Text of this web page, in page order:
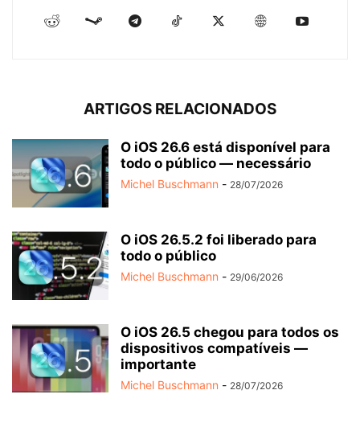
ARTIGOS RELACIONADOS
O iOS 26.6 está disponível para
todo o público — necessário
Michel Buschmann - 28/07/2026
O iOS 26.5.2 foi liberado para
todo o público
Michel Buschmann - 29/06/2026
O iOS 26.5 chegou para todos os
dispositivos compatíveis —
importante
Michel Buschmann - 28/07/2026